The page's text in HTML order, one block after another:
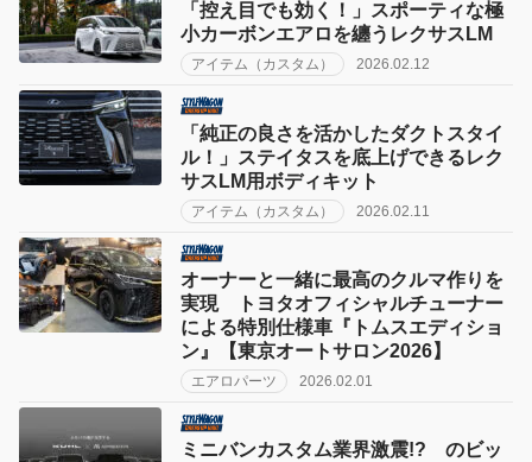
「控え目でも効く！」スポーティな極
小カーボンエアロを纏うレクサスLM
アイテム（カスタム） 2026.02.12
「純正の良さを活かしたダクトスタイ
ル！」ステイタスを底上げできるレク
サスLM用ボディキット
アイテム（カスタム） 2026.02.11
オーナーと一緒に最高のクルマ作りを
実現 トヨタオフィシャルチューナー
による特別仕様車『トムスエディショ
ン』【東京オートサロン2026】
エアロパーツ 2026.02.01
ミニバンカスタム業界激震!? のビッ